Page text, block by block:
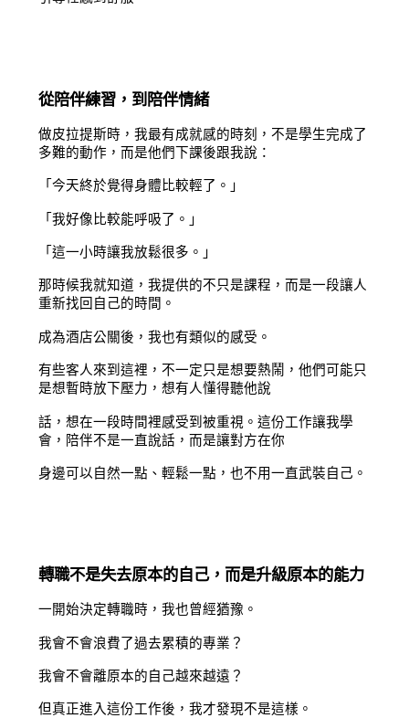
從陪伴練習，到陪伴情緒
做皮拉提斯時，我最有成就感的時刻，不是學生完成了
多難的動作，而是他們下課後跟我說：
「今天終於覺得身體比較輕了。」
「我好像比較能呼吸了。」
「這一小時讓我放鬆很多。」
那時候我就知道，我提供的不只是課程，而是一段讓人
重新找回自己的時間。
成為酒店公關後，我也有類似的感受。
有些客人來到這裡，不一定只是想要熱鬧，他們可能只
是想暫時放下壓力，想有人懂得聽他說
話，想在一段時間裡感受到被重視。這份工作讓我學
會，陪伴不是一直說話，而是讓對方在你
身邊可以自然一點、輕鬆一點，也不用一直武裝自己。
轉職不是失去原本的自己，而是升級原本的能力
一開始決定轉職時，我也曾經猶豫。
我會不會浪費了過去累積的專業？
我會不會離原本的自己越來越遠？
但真正進入這份工作後，我才發現不是這樣。